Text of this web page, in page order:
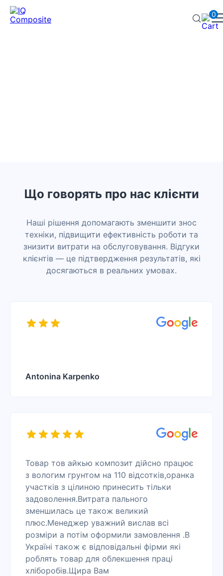
0
Що говорять про нас клієнти
Наші рішення допомагають зменшити знос
техніки, підвищити ефективність роботи та
знизити витрати на обслуговування. Відгуки
клієнтів — це підтвердження результатів, які
досягаються в реальних умовах.
Antonina Karpenko
Товар тов айкью композит дійсно працює
з вологим грунтом на 110 відсотків,оранка
участків з цілиною принесить тільки
задоволення.Витрата пального
зменшилась це також великий
плюс.Менеджер уважний вислав всі
розміри а потім оформили замовлення .В
Україні також є відповідальні фірми які
роблять товар для облекшення праці
хліборобів.Щира Вам